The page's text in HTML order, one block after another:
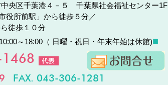
中央区千葉港４－５ 千葉県社会福祉センター1F
役所前駅」から徒歩５分／
徒歩１０分
～18:00（ 日曜・祝日・年末年始は休館)■
1468
FAX. 043-306-1281